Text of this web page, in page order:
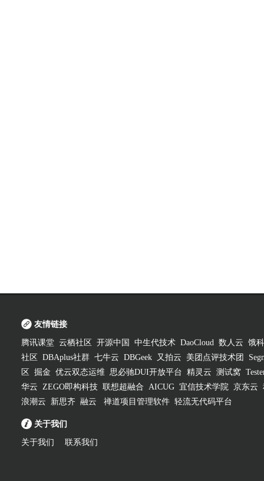
友情链接
腾讯课堂 云栖社区 开源中国 中生代技术 DaoCloud 数人云 饿
社区
DBAplus社群 七牛云 DBGeek 又拍云 美团点评技术团
区
掘金 优云双态运维 思必驰DUI开放平台 精灵云 测试窝
华云 ZEGO即构科技 联想超融合 AICUG 宜信技术学院 京东云
浪潮云
新思齐 融云 禅道项目管理软件 轻流无代码平台
关于我们
关于我们 联系我们